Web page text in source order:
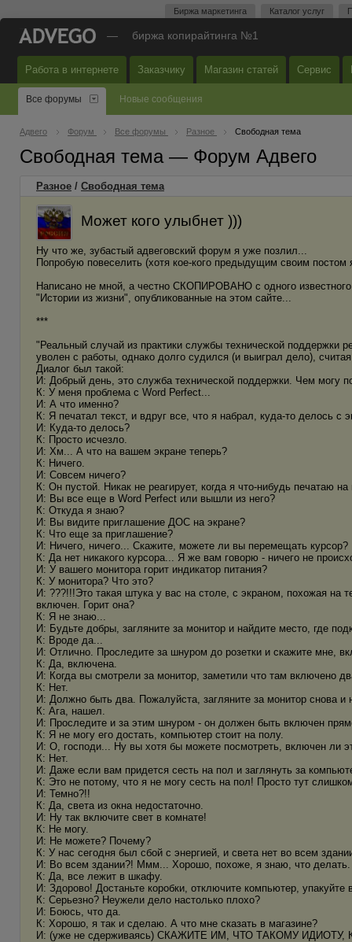
Биржа маркетинга Каталог услуг
— биржа копирайтинга №1
Работа в интернете Заказчику Магазин статей Сервис
Все форумы Новые сообщения
Адвего Форум Все форумы Разное Свободная тема
Свободная тема — Форум Адвего
Разное / Свободная тема
Может кого улыбнет )))
Ну что же, зубастый адвеговский форум я уже позлил...
Попробую повеселить (хотя кое-кого предыдущим своим
Написано не мной, а честно СКОПИРОВАНО с одного известного
"Истории из жизни", опубликованные на этом сайте...
***
"Реальный случай из практики службы технической поддержки
уволен с работы, однако долго судился (и выиграл дело),
Диалог был такой:
И: Добрый день, это служба технической поддержки. Чем могу
К: У меня проблема с Wоrd Реrfесt...
И: А что именно?
К: Я печатал текст, и вдруг все, что я набрал, куда-то делось с
И: Куда-то делось?
К: Просто исчезло.
И: Хм... А что на вашем экране теперь?
К: Ничего.
И: Совсем ничего?
К: Он пустой. Никак не реагирует, когда я что-нибудь печатаю на
И: Вы все еще в Wоrd Реrfесt или вышли из него?
К: Откуда я знаю?
И: Вы видите приглашение ДОС на экране?
К: Что еще за приглашение?
И: Ничего, ничего... Скажите, можете ли вы перемещать курсор?
К: Да нет никакого курсора... Я же вам говорю - ничего не
И: У вашего монитора горит индикатор питания?
К: У монитора? Что это?
И: ???!!!Это такая штука у вас на столе, с экраном, похожая на
включен. Горит она?
К: Я не знаю...
И: Будьте добры, загляните за монитор и найдите место, где
К: Вроде да...
И: Отлично. Проследите за шнуром до розетки и скажите мне,
К: Да, включена.
И: Когда вы смотрели за монитор, заметили что там включено
К: Нет.
И: Должно быть два. Пожалуйста, загляните за монитор снова и
К: Ага, нашел.
И: Проследите и за этим шнуром - он должен быть включен
К: Я не могу его достать, компьютер стоит на полу.
И: О, господи... Ну вы хотя бы можете посмотреть, включен ли
К: Нет.
И: Даже если вам придется сесть на пол и заглянуть за
К: Это не потому, что я не могу сесть на пол! Просто тут
И: Темно?!!
К: Да, света из окна недостаточно.
И: Ну так включите свет в комнате!
К: Не могу.
И: Не можете? Почему?
К: У нас сегодня был сбой с энергией, и света нет во всем
И: Во всем здании?! Ммм... Хорошо, похоже, я знаю, что делать.
К: Да, все лежит в шкафу.
И: Здорово! Достаньте коробки, отключите компьютер,
К: Серьезно? Неужели дело настолько плохо?
И: Боюсь, что да.
К: Хорошо, я так и сделаю. А что мне сказать в магазине?
И: (уже не сдерживаясь) СКАЖИТЕ ИМ, ЧТО ТАКОМУ